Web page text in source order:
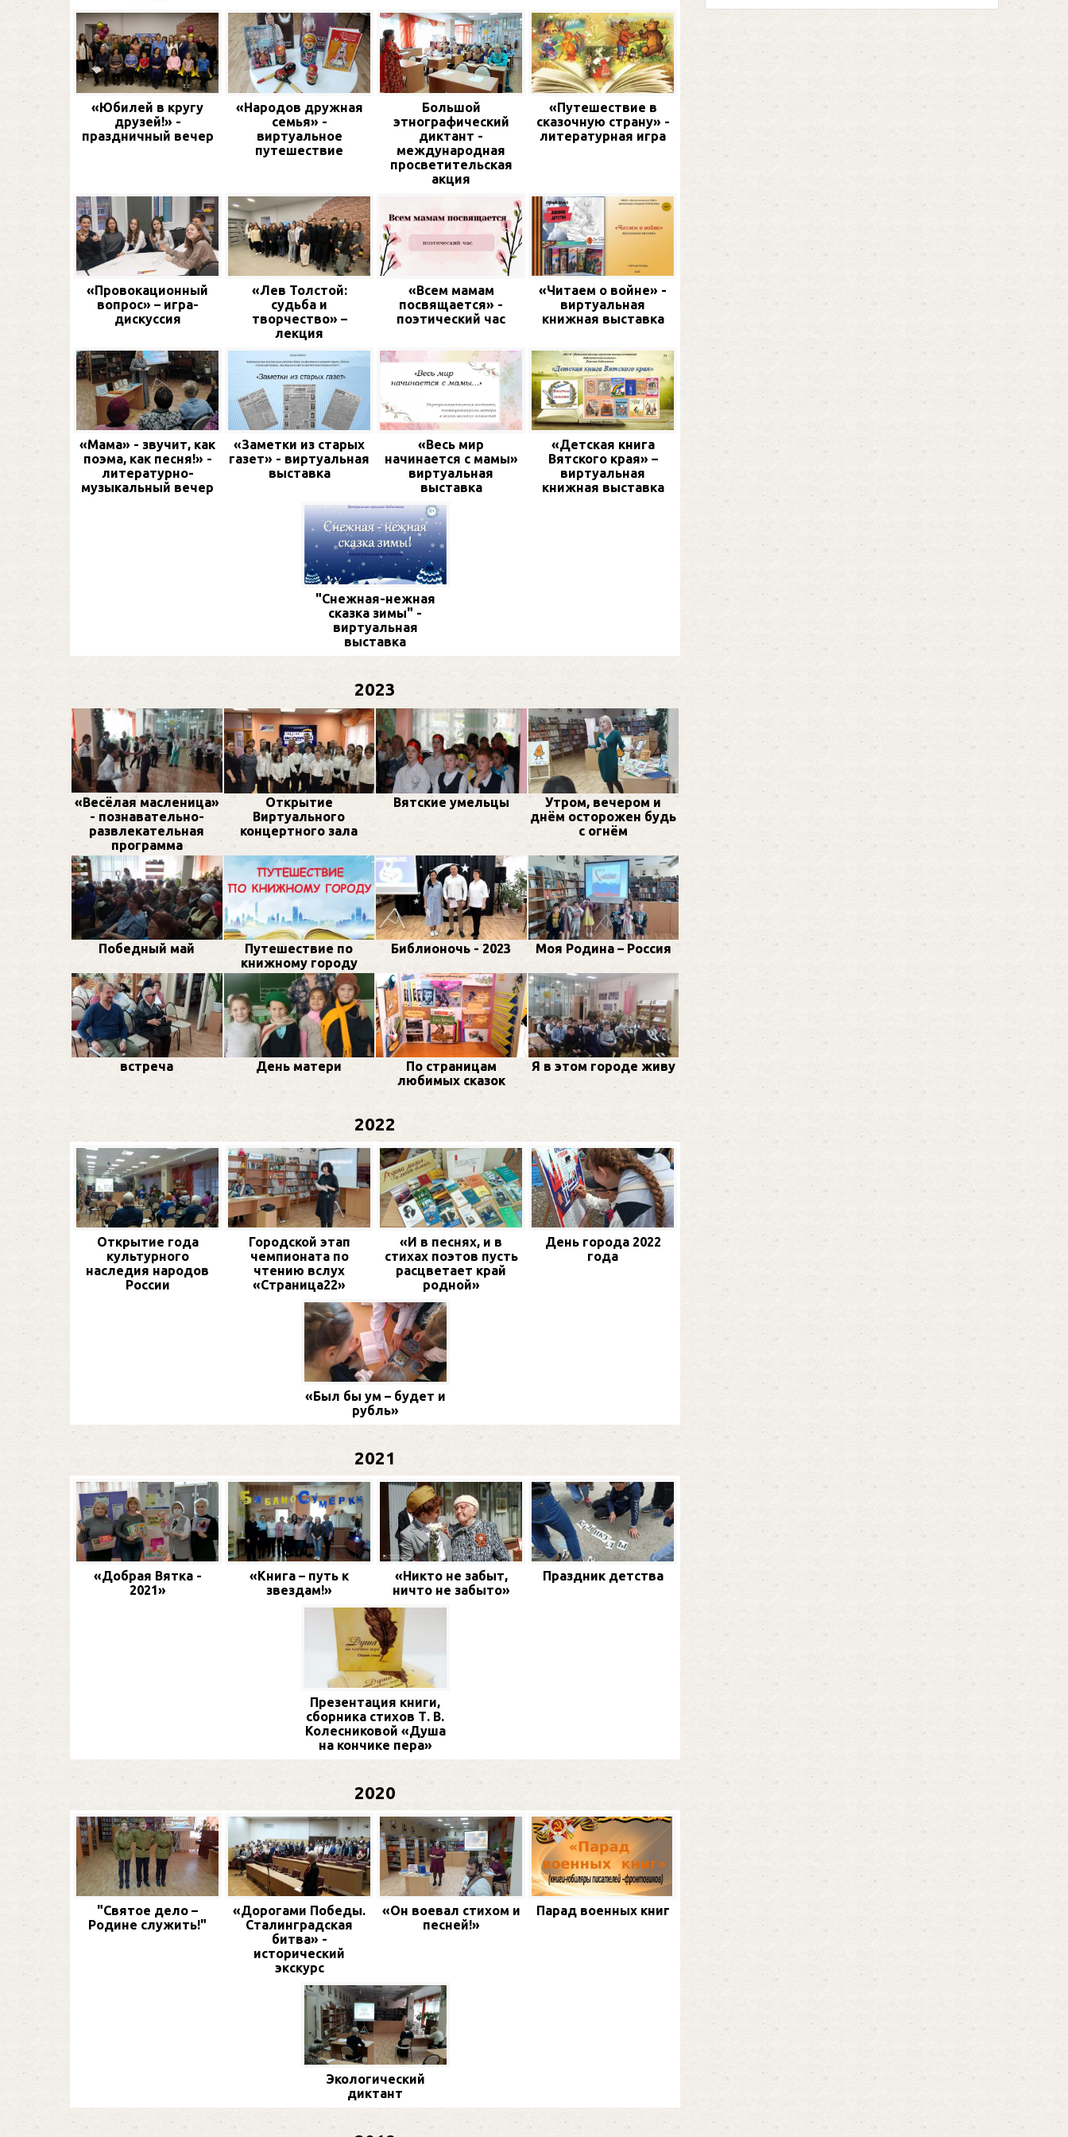
«Юбилей в кругу
друзей!» -
праздничный вечер
«Народов дружная
семья» -
виртуальное
путешествие
Большой
этнографический
диктант -
международная
просветительская
акция
«Путешествие в
сказочную страну» -
литературная игра
«Провокационный
вопрос» – игра-
дискуссия
«Лев Толстой:
судьба и
творчество» –
лекция
«Всем мамам
посвящается» -
поэтический час
«Читаем о войне» -
виртуальная
книжная выставка
«Мама» - звучит, как
поэма, как песня!» -
литературно-
музыкальный вечер
«Заметки из старых
газет» - виртуальная
выставка
«Весь мир
начинается с мамы»
виртуальная
выставка
«Детская книга
Вятского края» –
виртуальная
книжная выставка
"Снежная-нежная
сказка зимы" -
виртуальная
выставка
2023
«Весёлая масленица»
- познавательно-
развлекательная
программа
Открытие
Виртуального
концертного зала
Вятские умельцы
Утром, вечером и
днём осторожен будь
с огнём
Победный май
Путешествие по
книжному городу
Библионочь - 2023 Моя Родина – Россия
встреча День матери
По страницам
любимых сказок
Я в этом городе живу
2022
Открытие года
культурного
наследия народов
России
Городской этап
чемпионата по
чтению вслух
«Страница22»
«И в песнях, и в
стихах поэтов пусть
расцветает край
родной»
День города 2022
года
«Был бы ум – будет и
рубль»
2021
«Добрая Вятка -
2021»
«Книга – путь к
звездам!»
«Никто не забыт,
ничто не забыто»
Праздник детства
Презентация книги,
сборника стихов Т. В.
Колесниковой «Душа
на кончике пера»
2020
"Святое дело –
Родине служить!"
«Дорогами Победы.
Сталинградская
битва» -
исторический
экскурс
«Он воевал стихом и
песней!»
Парад военных книг
Экологический
диктант